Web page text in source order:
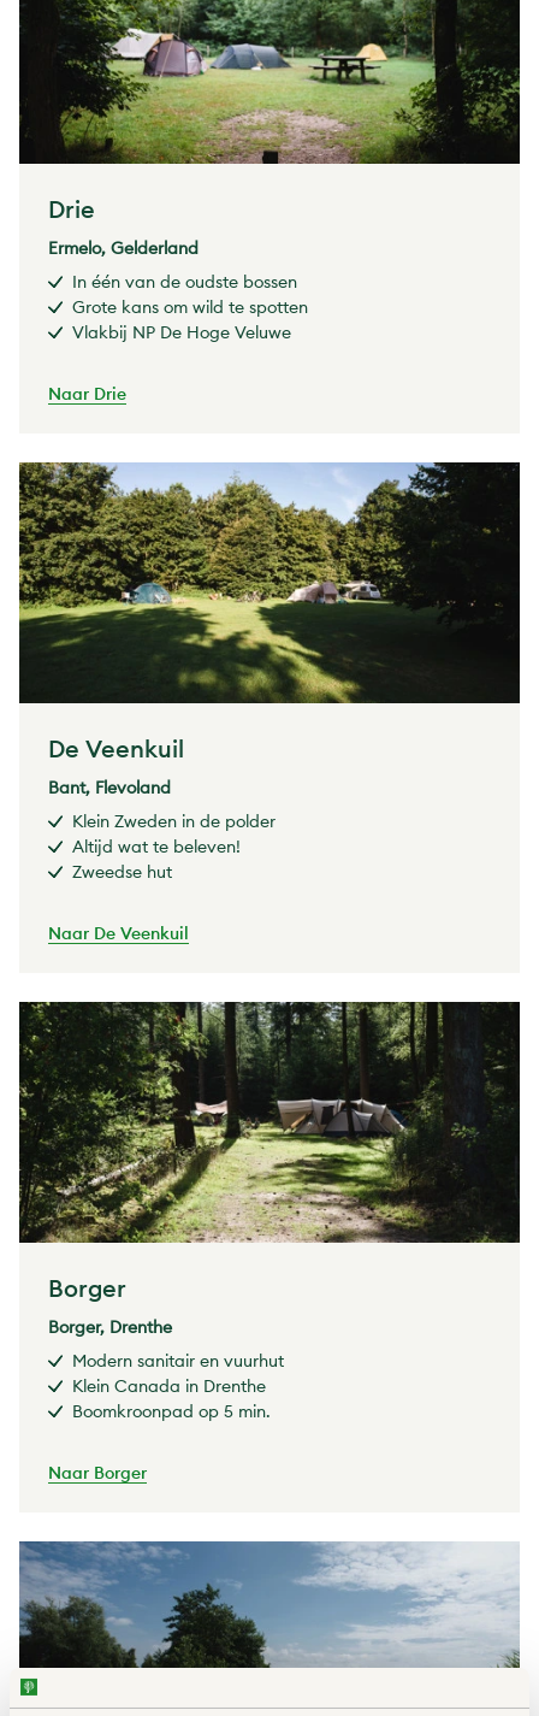
Drie
Ermelo, Gelderland
In één van de oudste bossen
Grote kans om wild te spotten
Vlakbij NP De Hoge Veluwe
Naar Drie
De Veenkuil
Bant, Flevoland
Klein Zweden in de polder
Altijd wat te beleven!
Zweedse hut
Naar De Veenkuil
Borger
Borger, Drenthe
Modern sanitair en vuurhut
Klein Canada in Drenthe
Boomkroonpad op 5 min.
Naar Borger